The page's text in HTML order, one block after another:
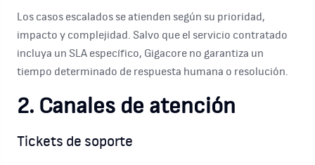
Los casos escalados se atienden según su prioridad,
impacto y complejidad. Salvo que el servicio contratado
incluya un SLA específico, Gigacore no garantiza un
tiempo determinado de respuesta humana o resolución.
2. Canales de atención
Tickets de soporte